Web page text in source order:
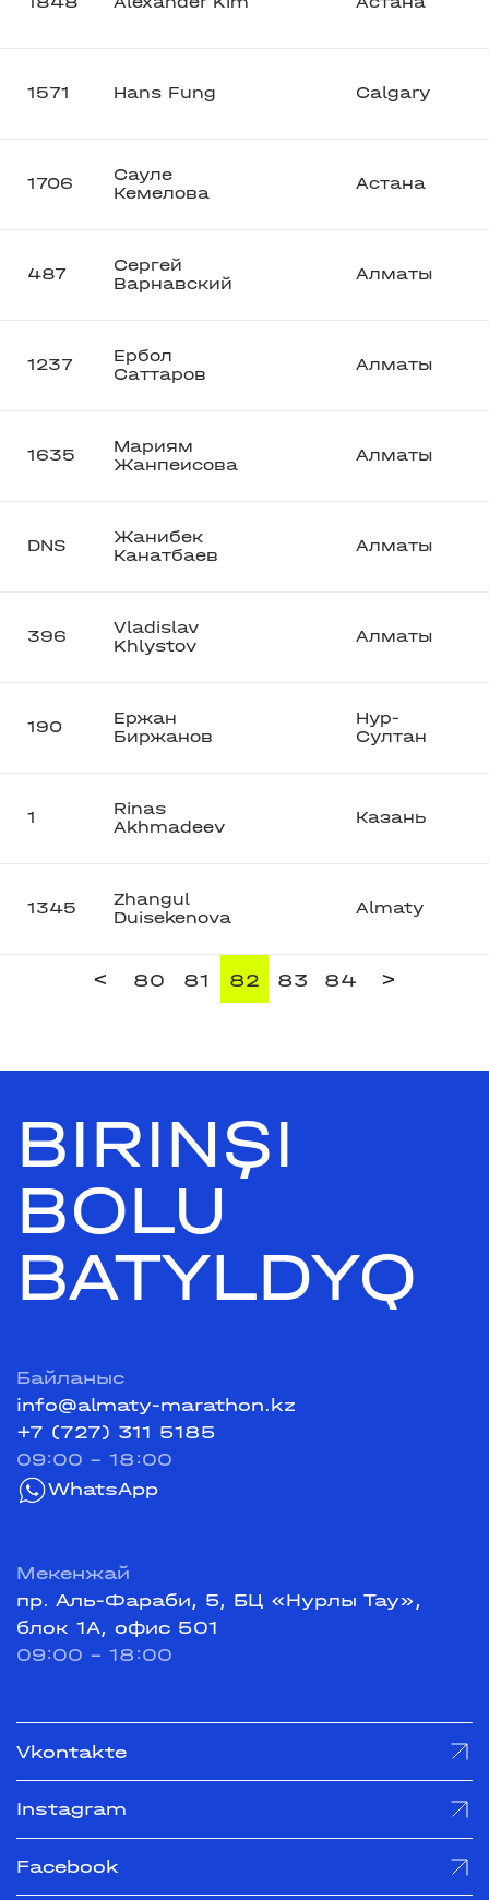
1571 Hans Fung Calgary
1706
Сауле
Кемелова
Астана
487
Сергей
Варнавский
Алматы
1237
Ербол
Саттаров
Алматы
1635
Мариям
Жанпеисова
Алматы
DNS
Жанибек
Канатбаев
Алматы
396
Vladislav
Khlystov
Алматы
190
Ержан
Биржанов
Нур-
Султан
1
Rinas
Akhmadeev
Казань
1345
Zhangul
Duisekenova
Almaty
< 80 81 82 83 84 >
BIRINŞI
BOLU
BATYLDYQ
Байланыс
info@almaty-marathon.kz
+7 (727) 311 5185
09:00 - 18:00
WhatsApp
Мекенжай
пр. Аль-Фараби, 5, БЦ «Нурлы Тау»,
блок 1А, офис 501
09:00 - 18:00
Vkontakte
Instagram
Facebook